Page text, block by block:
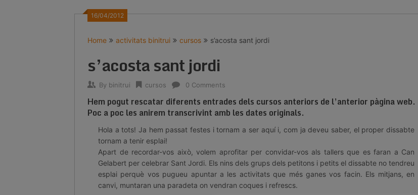
16/04/2012
Home activitats binitrui cursos s’acosta sant jordi
s’acosta sant jordi
By binitrui cursos 0 Comments
Hem pogut rescatar diferents entrades dels cursos anteriors de l’anterior pàgina web.
Poc a poc les anirem transcrivint amb les dates originals.
Hola a tots! Ja hem passat festes i tornam a ser aquí i, com ja deveu saber, el proper dissabte
tornam a tenir esplai!
Apart de recordar-vos això, volem aprofitar per convidar-vos als tallers que es faran a Can
Gelabert per celebrar Sant Jordi. Els nins dels grups dels petitons i petits el dissabte no tendreu
esplai perquè vos pugueu apuntar a les activitats que més ganes vos facin. Els mitjans, en
canvi, muntaran una paradeta on vendran coques i refrescs.